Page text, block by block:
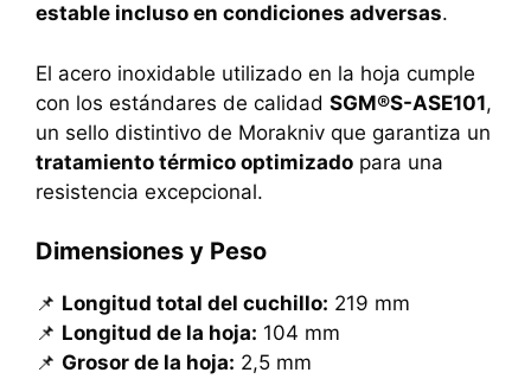
estable incluso en condiciones adversas.
El acero inoxidable utilizado en la hoja cumple
con los estándares de calidad SGM®S-ASE101,
un sello distintivo de Morakniv que garantiza un
tratamiento térmico optimizado para una
resistencia excepcional.
Dimensiones y Peso
📌 Longitud total del cuchillo: 219 mm
📌 Longitud de la hoja: 104 mm
📌 Grosor de la hoja: 2,5 mm